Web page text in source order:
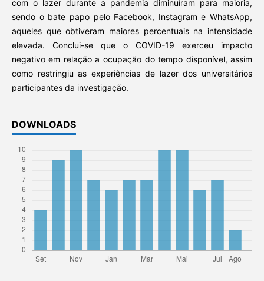
com o lazer durante a pandemia diminuíram para maioria,
sendo o bate papo pelo Facebook, Instagram e WhatsApp,
aqueles que obtiveram maiores percentuais na intensidade
elevada. Conclui-se que o COVID-19 exerceu impacto
negativo em relação a ocupação do tempo disponível, assim
como restringiu as experiências de lazer dos universitários
participantes da investigação.
DOWNLOADS